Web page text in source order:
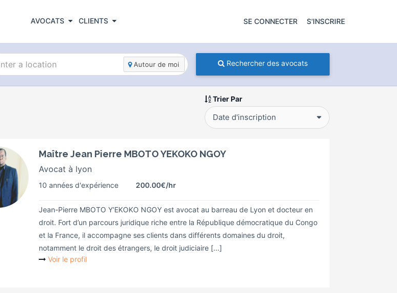
AVOCATS CLIENTS SE CONNECTER S'INSCRIRE
Autour de moi Rechercher des avocats
Trier Par
Date d'inscription
Maître Jean Pierre MBOTO YEKOKO NGOY
Avocat à lyon
10 années d'expérience 200.00€/hr
Jean-Pierre MBOTO Y’EKOKO NGOY est avocat au barreau de Lyon et docteur en
droit. Fort d’un parcours juridique riche entre la République démocratique du Congo
et la France, il accompagne ses clients dans différents domaines du droit,
notamment le droit des étrangers, le droit judiciaire [...]
Voir le profil